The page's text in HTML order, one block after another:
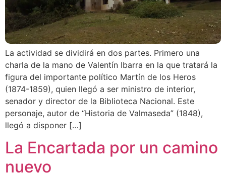
La actividad se dividirá en dos partes. Primero una
charla de la mano de Valentín Ibarra en la que tratará la
figura del importante político Martín de los Heros
(1874-1859), quien llegó a ser ministro de interior,
senador y director de la Biblioteca Nacional. Este
personaje, autor de “Historia de Valmaseda” (1848),
llegó a disponer […]
La Encartada por un camino
nuevo